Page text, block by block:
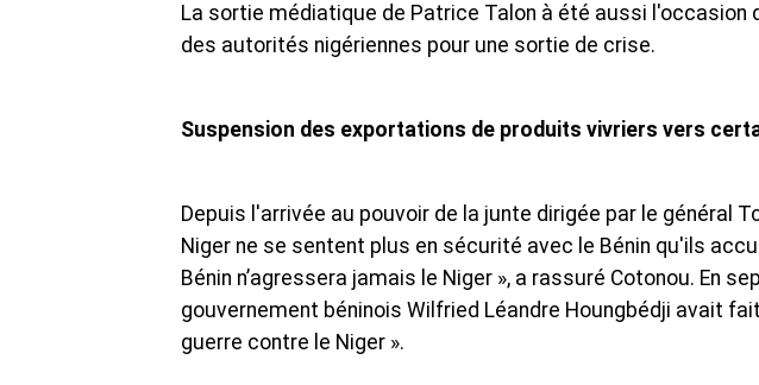
La sortie médiatique de Patrice Talon à été aussi l'occasion
des autorités nigériennes pour une sortie de crise.
Suspension des exportations de produits vivriers vers
Depuis l'arrivée au pouvoir de la junte dirigée par le général
Niger ne se sentent plus en sécurité avec le Bénin qu'ils
Bénin n’agressera jamais le Niger », a rassuré Cotonou. En
gouvernement béninois Wilfried Léandre Houngbédji avait
guerre contre le Niger ».